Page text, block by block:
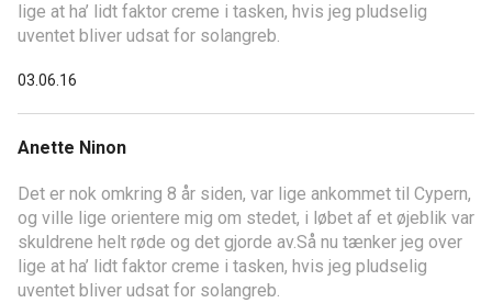
lige at ha’ lidt faktor creme i tasken, hvis jeg pludselig
uventet bliver udsat for solangreb.
03.06.16
Anette Ninon
Det er nok omkring 8 år siden, var lige ankommet til Cypern,
og ville lige orientere mig om stedet, i løbet af et øjeblik var
skuldrene helt røde og det gjorde av.Så nu tænker jeg over
lige at ha’ lidt faktor creme i tasken, hvis jeg pludselig
uventet bliver udsat for solangreb.